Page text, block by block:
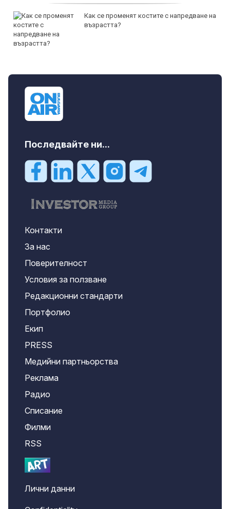
Как се променят костите с напредване на
възрастта?
Последвайте ни...
Контакти
За нас
Поверителност
Условия за ползване
Редакционни стандарти
Портфолио
Екип
PRESS
Медийни партньорства
Реклама
Радио
Списание
Филми
RSS
Лични данни